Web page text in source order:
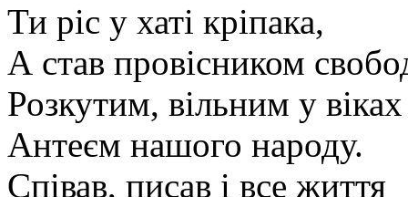
Ти ріс у хаті кріпака,
А став провісником
Розкутим, вільним у віках
Антеєм нашого народу.
Співав, писав і все життя